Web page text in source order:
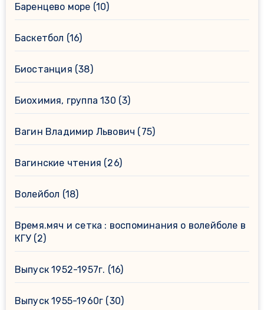
Баренцево море (10)
Баскетбол (16)
Биостанция (38)
Биохимия, группа 130 (3)
Вагин Владимир Львович (75)
Вагинские чтения (26)
Волейбол (18)
Время.мяч и сетка : воспоминания о волейболе в
КГУ(2)
Выпуск 1952-1957г. (16)
Выпуск 1955-1960г (30)